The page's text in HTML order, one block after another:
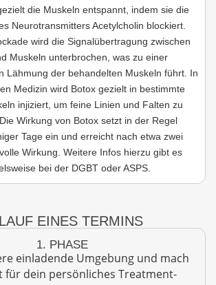
die Muskeln entspannt, indem sie die
Neurotransmitters Acetylcholin blockiert.
wird die Signalübertragung zwischen
Muskeln unterbrochen, was zu einer
Lähmung der behandelten Muskeln führt. In
Medizin wird Botox gezielt in bestimmte
injiziert, um feine Linien und Falten zu
Wirkung von Botox setzt in der Regel
Tage ein und erreicht nach etwa zwei
Wirkung. Weitere Infos hierzu gibt es
bei der DGBT oder ASPS.
EINES TERMINS
1. PHASE
einladende Umgebung und mach
für dein persönliches Treatment-